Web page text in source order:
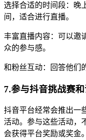
选择合适的时间段：晚
间，适合进行直播。
丰富直播内容：可以邀
众的参与感。
和粉丝互动：回答他们
7.参与抖音挑战赛
抖音平台经常会推出一
活动。参与这些活动，
会获得平台奖励或奖金